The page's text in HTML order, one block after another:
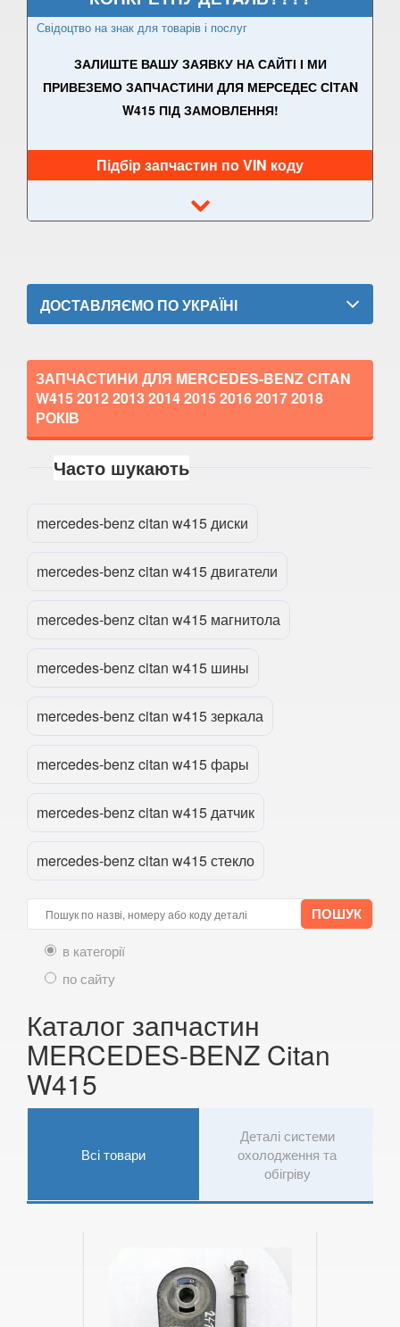
A-CLASS W177/V177
B-CLASS W245
B-CLASS W246
Citan W415
C-CLASS Sportcoupe C203
CLC-CLASS SportCoupe CL203
C-CLASS W204/S204
C-CLASS W205/S205/C205/A205
CLA-CLASS C117/X117
CL-CLASS W215/C215
CLK-CLASS C209/A209
CLS-CLASS C219
CLS-CLASS C257
E-CLASS C207/A207
E-CLASS W213/S213
E-CLASS C238/A238
E-CLASS X213 ALL-TERRAIN
EQC N293
G-CLASS W463
GL-CLASS X164
GLA-CLASS X156
GLB-Class X247
GLE-CLASS C292
GLK-CLASS X204
Свідоцтво на знак для товарів і послуг
ЗАЛИШТЕ ВАШУ ЗАЯВКУ НА САЙТІ І МИ
ПРИВЕЗЕМО ЗАПЧАСТИНИ ДЛЯ МЕРСЕДЕС СIТАN
W415 ПІД ЗАМОВЛЕННЯ!
Підбір запчастин по VIN коду
Прикріпити файл
ДОСТАВЛЯЄМО ПО УКРАЇНІ
ЗАПЧАСТИНИ ДЛЯ MERCEDES-BENZ CITAN
W4152012 2013 2014 2015 2016 2017 2018
РОКІВ
Часто шукають
mercedes-benz citan w415 диски
mercedes-benz citan w415 двигатели
mercedes-benz citan w415 магнитола
mercedes-benz citan w415 шины
mercedes-benz citan w415 зеркала
mercedes-benz citan w415 фары
mercedes-benz citan w415 датчик
mercedes-benz citan w415 стекло
в категорії
по сайту
Каталог запчастин
MERCEDES-BENZ Citan
W415
Всі товари
Деталі системи
охолодження та
обігріву